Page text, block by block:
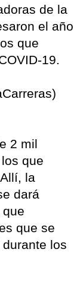
de la
el año
que
19.
2 mil
que
la
dará
que se
los